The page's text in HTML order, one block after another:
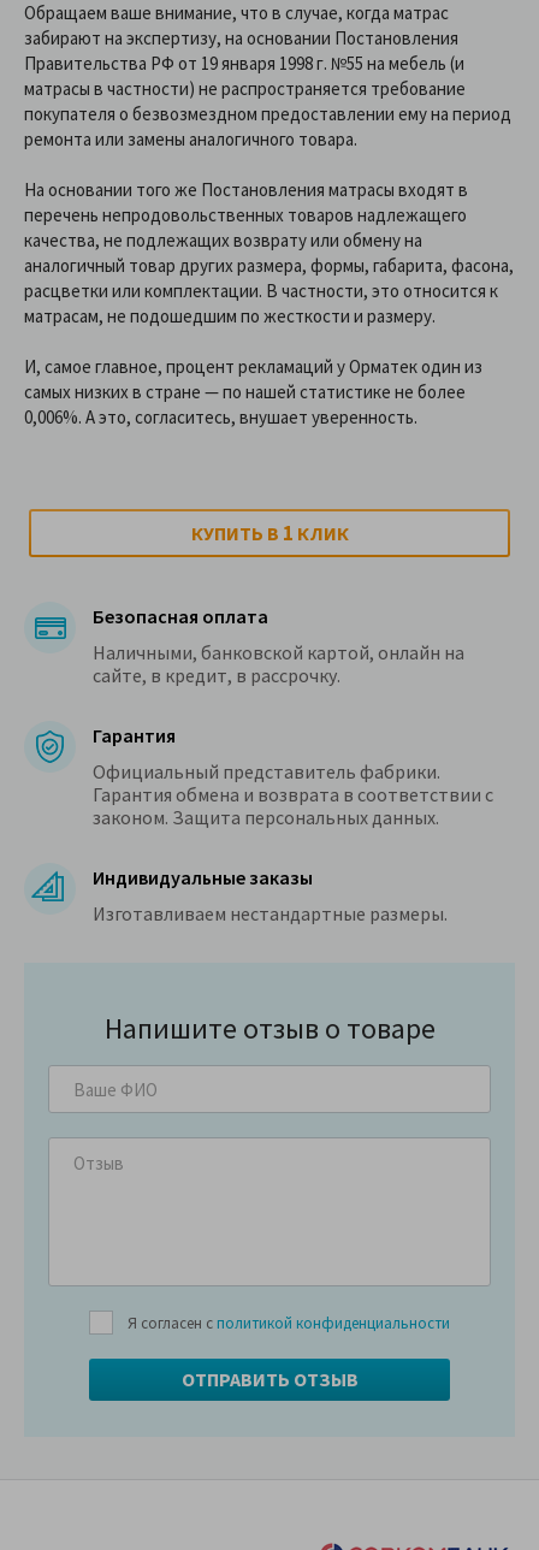
Обращаем ваше внимание, что в случае, когда матрас
забирают на экспертизу, на основании Постановления
Правительства РФ от 19 января 1998 г. №55 на мебель (и
матрасы в частности) не распространяется требование
покупателя о безвозмездном предоставлении ему на период
ремонта или замены аналогичного товара.
На основании того же Постановления матрасы входят в
перечень непродовольственных товаров надлежащего
качества, не подлежащих возврату или обмену на
аналогичный товар других размера, формы, габарита, фасона,
расцветки или комплектации. В частности, это относится к
матрасам, не подошедшим по жесткости и размеру.
И, самое главное, процент рекламаций у Орматек один из
самых низких в стране — по нашей статистике не более
0,006%. А это, согласитесь, внушает уверенность.
КУПИТЬ В 1 КЛИК
Безопасная оплата
Наличными, банковской картой, онлайн на
сайте, в кредит, в рассрочку.
Гарантия
Официальный представитель фабрики.
Гарантия обмена и возврата в соответствии с
законом. Защита персональных данных.
Индивидуальные заказы
Изготавливаем нестандартные размеры.
Напишите отзыв о товаре
Я согласен с политикой конфиденциальности